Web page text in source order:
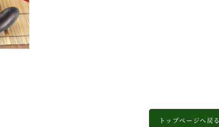
トップページへ戻る